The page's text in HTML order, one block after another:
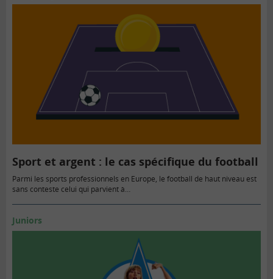
Sport et argent : le cas spécifique du football
Parmi les sports professionnels en Europe, le football de haut niveau est
sans conteste celui qui parvient à…
Juniors